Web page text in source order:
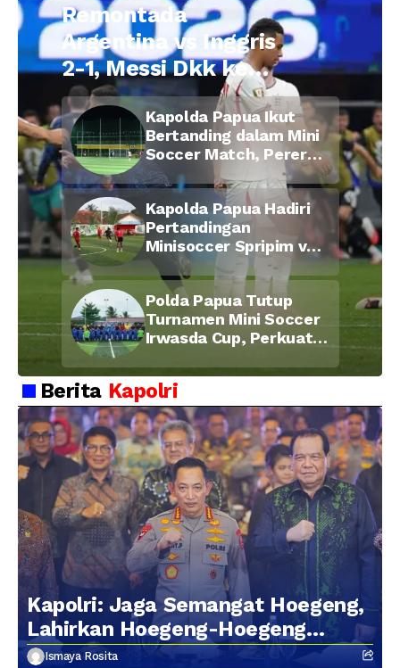
Remontada
Argentina vs Inggris
2-1, Messi Dkk ke
Final Piala Dunia
2026
Kapolda Papua Ikut
Bertanding dalam Mini
Soccer Match, Pererat
Kebersamaan Personel
di Bulan Ramadan
Kapolda Papua Hadiri
Pertandingan
Minisoccer Spripim vs
Bid Propam, Pererat
Soliditas dan
Kebersamaan Personel
Polda Papua Tutup
Turnamen Mini Soccer
Irwasda Cup, Perkuat
Kebersamaan Personel
Berita Kapolri
Kapolri: Jaga Semangat Hoegeng,
Lahirkan Hoegeng-Hoegeng
Berikutnya
Ismaya Rosita